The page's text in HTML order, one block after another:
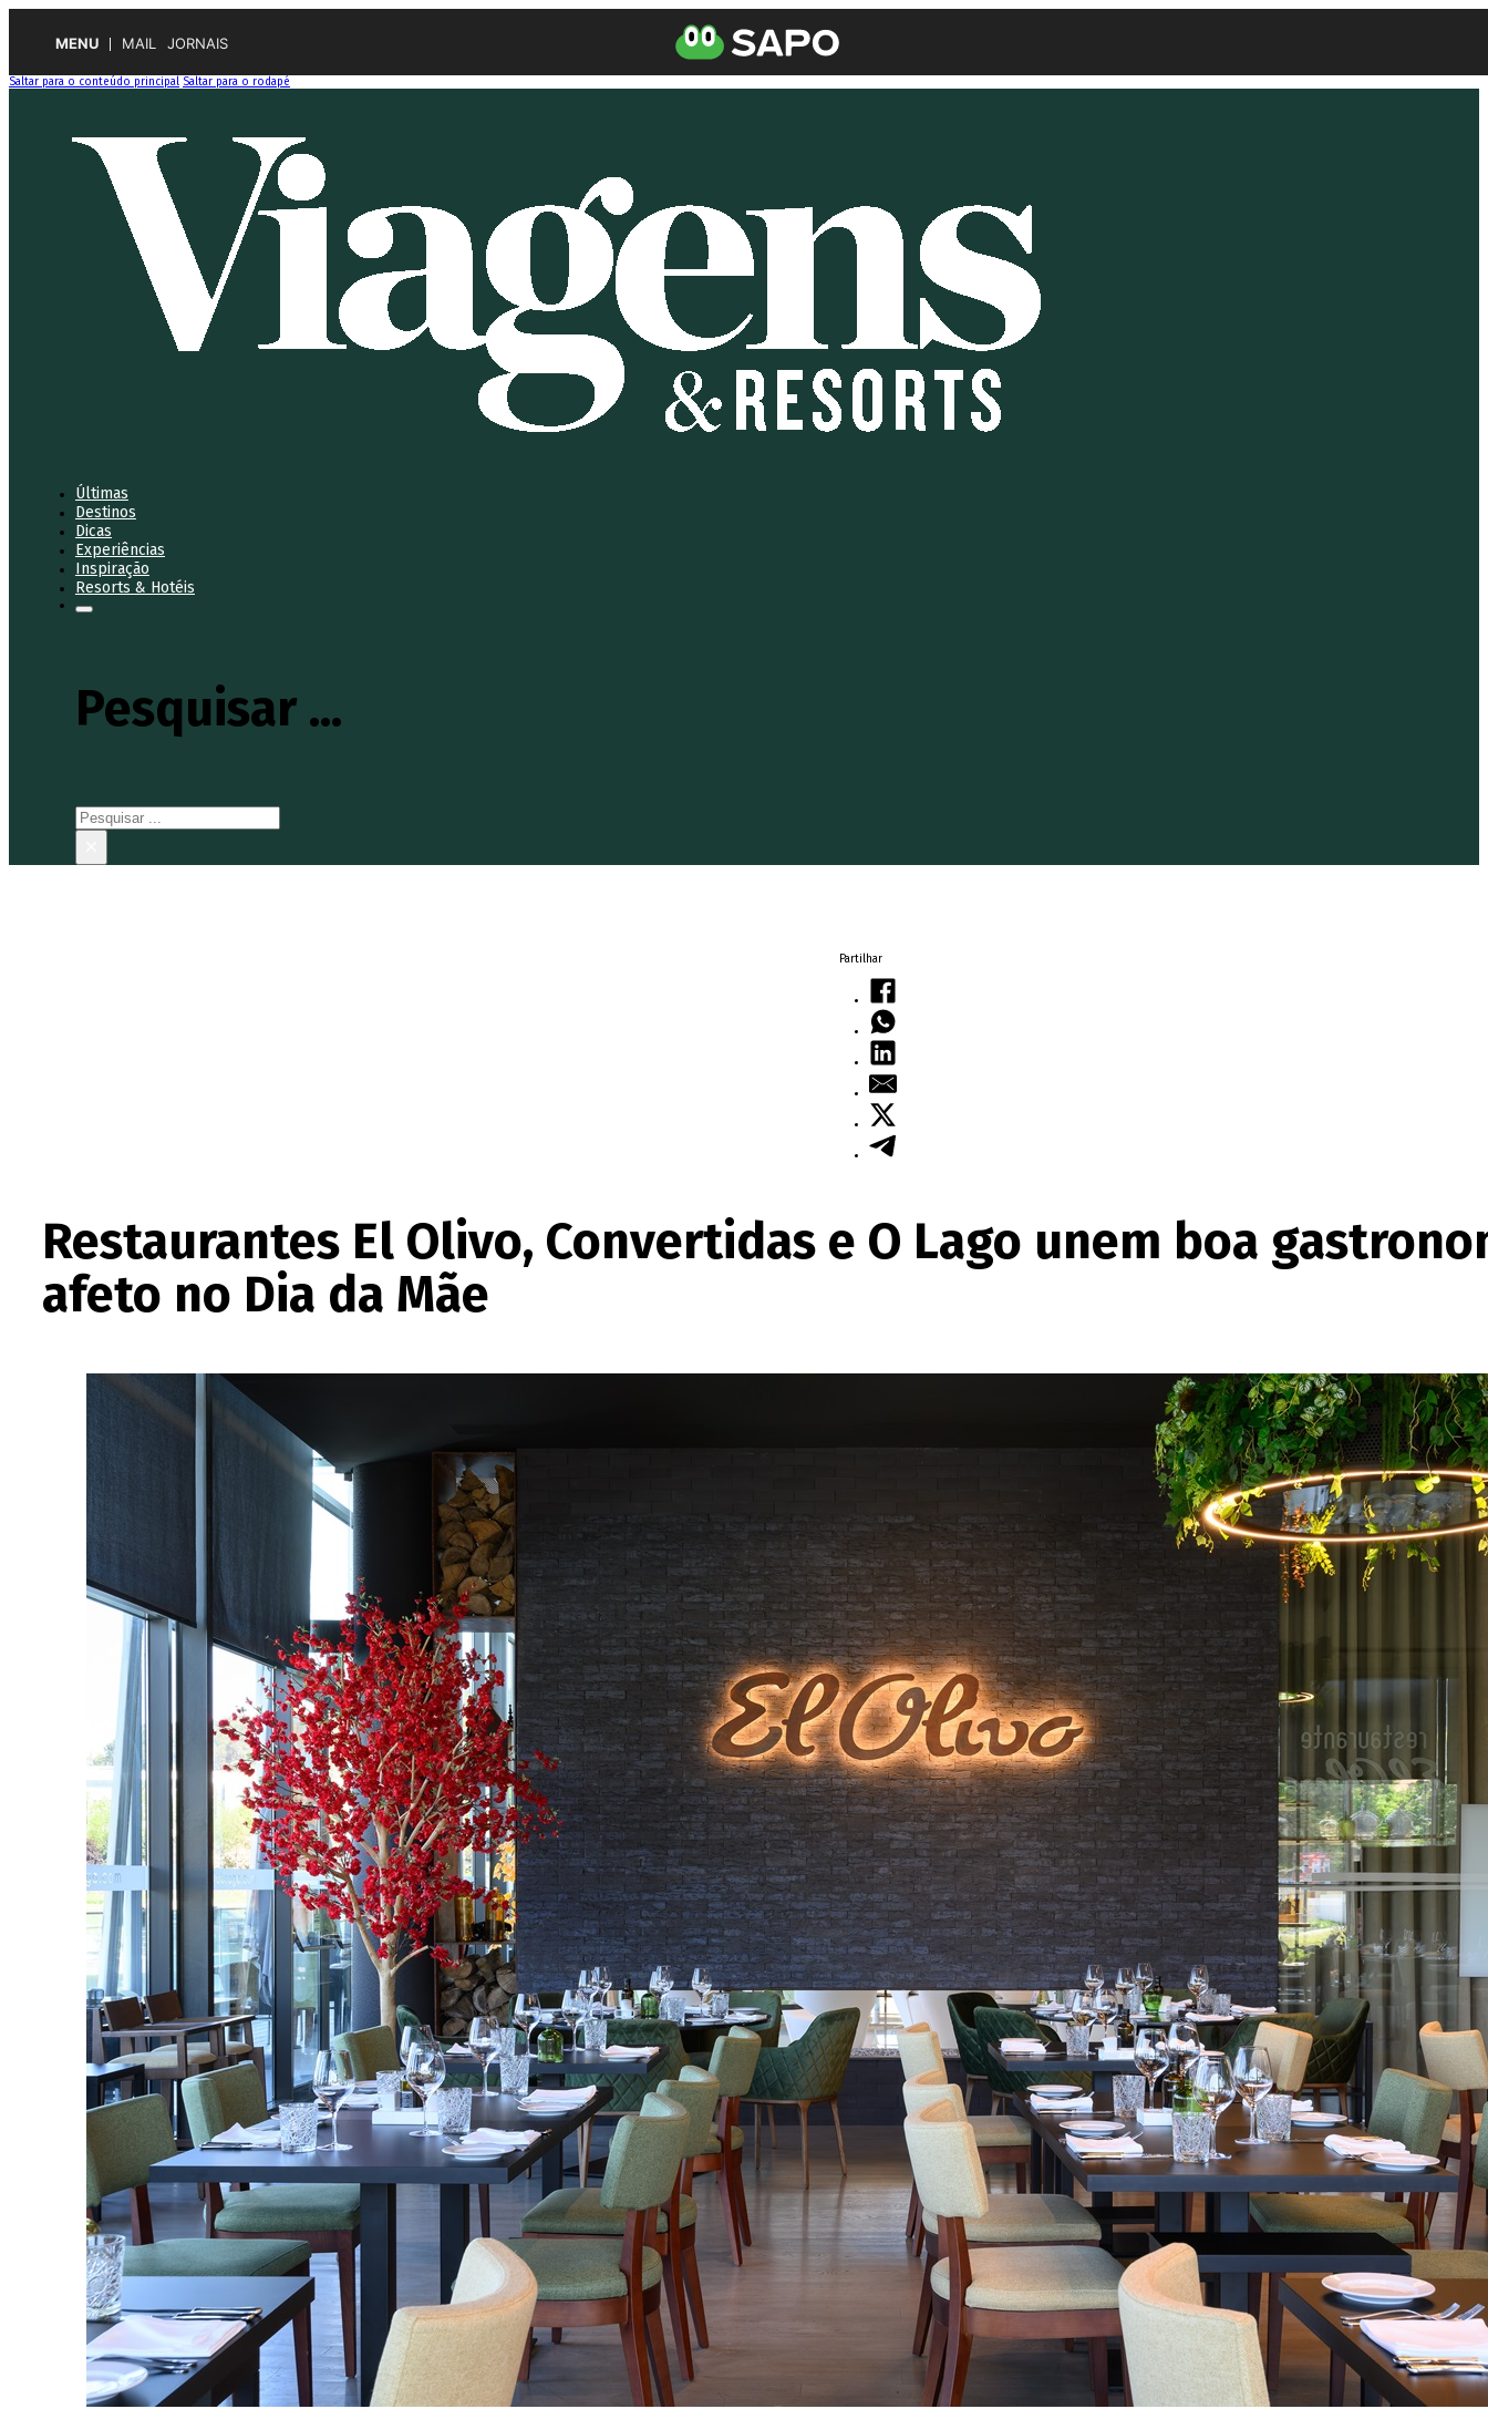
MENU MAIL JORNAIS
Saltar para o conteúdo principal Saltar para o rodapé
Últimas
Destinos
Dicas
Experiências
Inspiração
Resorts & Hotéis
Pesquisar ...
Pesquisar
Partilhar
Restaurantes El Olivo, Convertidas e O Lago unem boa
afeto no Dia da Mãe